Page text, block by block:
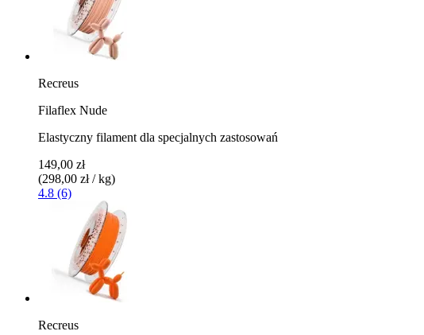
Recreus
Filaflex Nude
Elastyczny filament dla specjalnych zastosowań
149,00 zł
(298,00 zł / kg)
4.8 (6)
Recreus